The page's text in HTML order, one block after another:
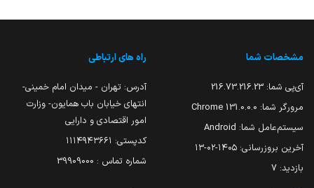
مشخصات شما
آی‌پی شما: 216.73.216.23
مرورگر شما: 131.0.0.0 Chrome
سیستم‌عامل شما: Android
آخرین بروزرسانی: ۱۴۰۵-۰۲-۱۳
بازدید: 7
راه های ارتباطی
آدرس: تهران - میدان امام خمینی-
انتهای خیابان باب همایون- وزارت
امور اقتصادی و دارایی
کدپستی: ۱۱۱۴۹۴۳۶۶۱
شماره تماس : 39909000